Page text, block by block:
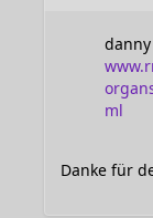
ml
Danke für